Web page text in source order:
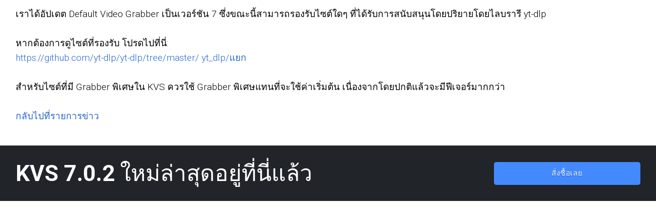
เราได้อัปเดต Default Video Grabber เป็นเวอร์ชัน 7 ซึ่งขณะนี้สามารถรองรับไซต์ใดๆ ที่ได้รับการสนับสนุนโดยปริยายโดยไลบรารี yt-dlp
หากต้องการดูไซต์ที่รองรับ โปรดไปที่นี่:
https://github.com/yt-dlp/yt-dlp/tree/master/ yt_dlp/แยก
สำหรับไซต์ที่มี Grabber พิเศษใน KVS ควรใช้ Grabber พิเศษแทนที่จะใช้ค่าเริ่มต้น เนื่องจากโดยปกติแล้วจะมีฟีเจอร์มากกว่า
กลับไปที่รายการข่าว
KVS 7.0.2 ใหม่ล่าสุดอยู่ที่นี่แล้ว สั่งซื้อเลย